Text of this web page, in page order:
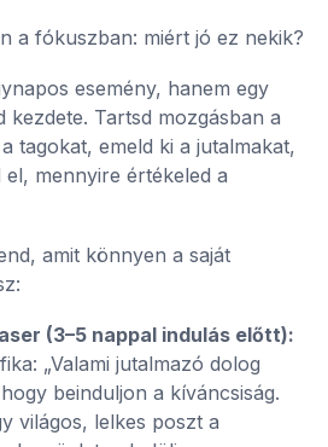
a fókuszban: miért jó ez nekik?
esemény, hanem egy
kezdete. Tartsd mozgásban a
tagokat, emeld ki a jutalmakat,
mennyire értékeled a
amit könnyen a saját
(3–5 nappal indulás előtt):
„Valami jutalmazó dolog
beinduljon a kíváncsiság.
világos, lelkes poszt a